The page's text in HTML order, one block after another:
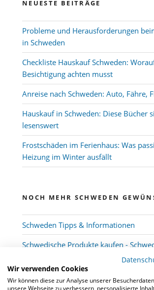
NEUESTE BEITRÄGE
Probleme und Herausforderungen
in Schweden
Checkliste Hauskauf Schweden:
Besichtigung achten musst
Anreise nach Schweden: Auto, Fähre,
Hauskauf in Schweden: Diese Bücher
lesenswert
Frostschäden im Ferienhaus: Was
Heizung im Winter ausfällt
NOCH MEHR SCHWEDEN
Schweden Tipps & Informationen
Schwedische Produkte kaufen -
Wir verwenden Cookies
Wir können diese zur Analyse unserer
unsere Webseite zu verbessern, personalisierte